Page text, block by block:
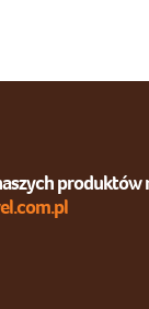
produktów